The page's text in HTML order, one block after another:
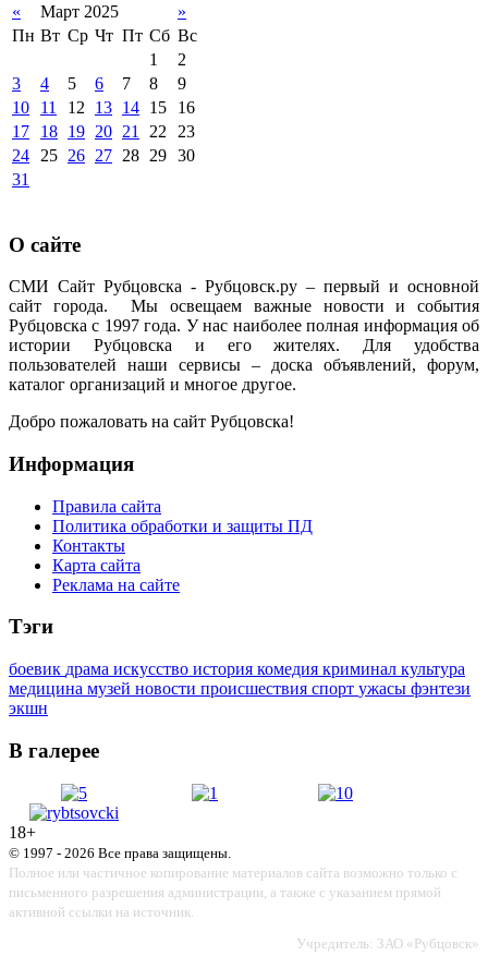
«
Март 2025
»
Пн Вт Ср Чт Пт Сб Вс
1
2
3
4 5 6 7 8
9
10
11 12 13 14 15
16
17
18 19 20 21 22
23
24
25 26 27 28 29 30
31
О сайте
СМИ Сайт Рубцовска - Рубцовск.ру – первый и основной
сайт города. Мы освещаем важные новости и события
Рубцовска с 1997 года. У нас наиболее полная информация об
истории Рубцовска и его жителях. Для удобства
пользователей наши сервисы – доска объявлений, форум,
каталог организаций и многое другое.
Добро пожаловать на сайт Рубцовска!
Информация
Правила сайта
Политика обработки и защиты ПД
Контакты
Карта сайта
Реклама на сайте
Тэги
боевик драма искусство история комедия криминал культура
медицина музей новости происшествия спорт ужасы фэнтези
экшн
В галерее
18+
© 1997 - 2026 Все права защищены.
Полное или частичное копирование материалов сайта возможно только с
письменного разрешения администрации, а также с указанием прямой
активной ссылки на источник.
Учредитель: ЗАО «Рубцовск»